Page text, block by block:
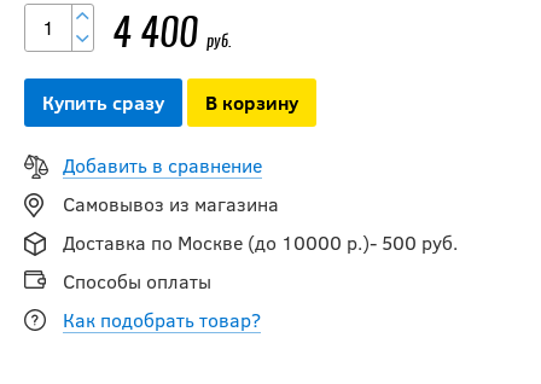
4 400 руб.
Купить сразу В корзину
Добавить в сравнение
Самовывоз из магазина
Доставка по Москве (до 10000 р.)- 500 руб.
Способы оплаты
Как подобрать товар?
2.0 PRO SNAPBACK
QUEBEC